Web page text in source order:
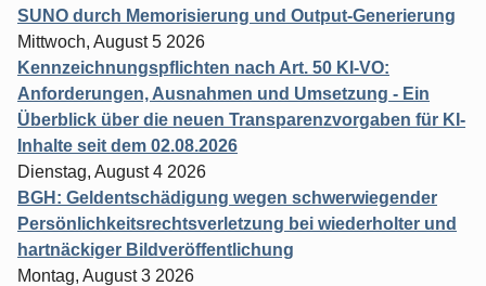
SUNO durch Memorisierung und Output-Generierung
Mittwoch, August 5 2026
Kennzeichnungspflichten nach Art. 50 KI-VO:
Anforderungen, Ausnahmen und Umsetzung - Ein
Überblick über die neuen Transparenzvorgaben für KI-
Inhalte seit dem 02.08.2026
Dienstag, August 4 2026
BGH: Geldentschädigung wegen schwerwiegender
Persönlichkeitsrechtsverletzung bei wiederholter und
hartnäckiger Bildveröffentlichung
Montag, August 3 2026